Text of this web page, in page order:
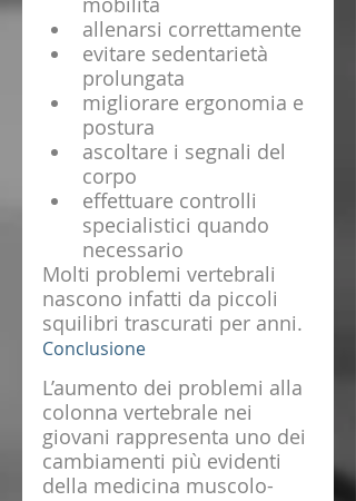
allenarsi correttamente
evitare sedentarietà
prolungata
migliorare ergonomia e
postura
ascoltare i segnali del
corpo
effettuare controlli
specialistici quando
necessario
Molti problemi vertebrali
nascono infatti da piccoli
squilibri trascurati per anni.
Conclusione
L’aumento dei problemi alla
colonna vertebrale nei
giovani rappresenta uno dei
cambiamenti più evidenti
della medicina muscolo-